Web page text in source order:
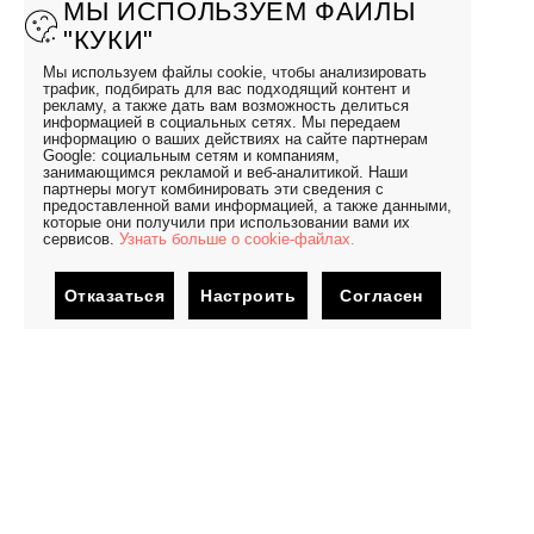
МЫ ИСПОЛЬЗУЕМ ФАЙЛЫ
"КУКИ"
Мы используем файлы cookie, чтобы анализировать
трафик, подбирать для вас подходящий контент и
рекламу, а также дать вам возможность делиться
информацией в социальных сетях. Мы передаем
информацию о ваших действиях на сайте партнерам
Google: социальным сетям и компаниям,
занимающимся рекламой и веб-аналитикой. Наши
партнеры могут комбинировать эти сведения с
предоставленной вами информацией, а также данными,
которые они получили при использовании вами их
сервисов. Узнать больше о cookie-файлах.
Отказаться Настроить Согласен